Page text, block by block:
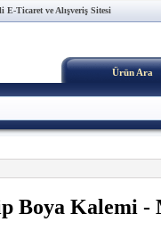
E-Ticaret ve Alışveriş Sitesi
Ürün Ara
Boya Kalemi -